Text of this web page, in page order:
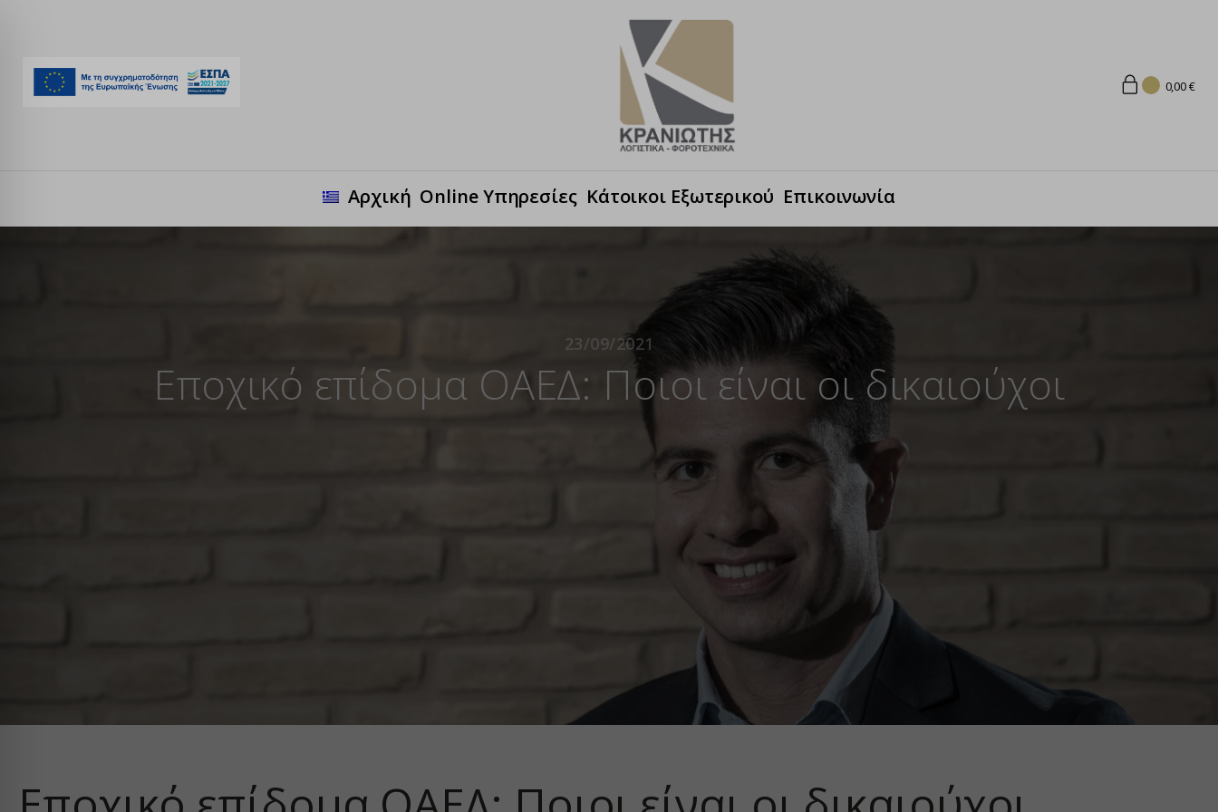
0,00€
Αρχική Online Υπηρεσίες Κάτοικοι Εξωτερικού Επικοινωνία
23/09/2021
Εποχικό επίδομα ΟΑΕΔ: Ποιοι είναι οι δικαιούχοι